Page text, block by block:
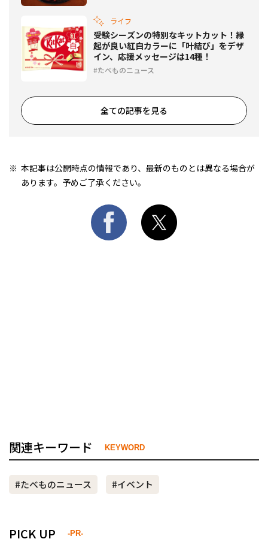
ライフ
受験シーズンの特別なキットカット！縁
起が良い紅白カラーに「叶結び」をデザ
イン、応援メッセージは14種！
たべものニュース
全ての記事を見る
本記事は公開時点の情報であり、最新のものとは異なる場合が
あります。予めご了承ください。
関連キーワード KEYWORD
#たべものニュース #イベント
PICK UP -PR-